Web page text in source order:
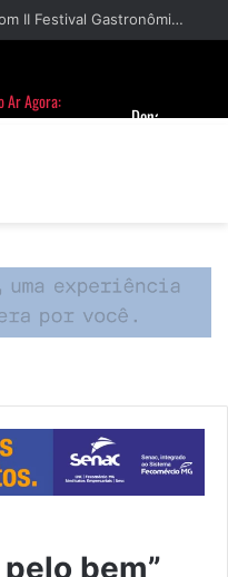
Barbacena terá programação com II Festival Gastronômico e a 4ª Semana da Música nas comemorações dos 235 anos da cidade
bem”